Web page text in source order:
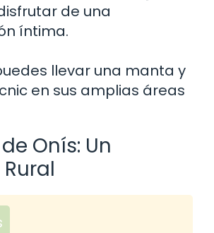
de una
íntima.
llevar una manta y
en sus amplias áreas
Onís: Un